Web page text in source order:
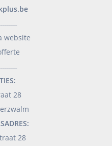
website
28
28